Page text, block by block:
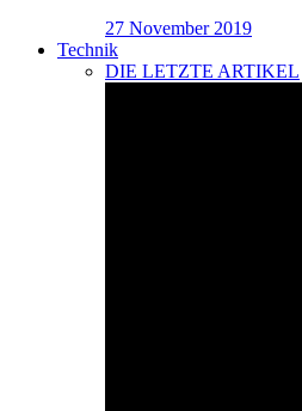
27 November 2019
Technik
DIE LETZTE ARTIKEL